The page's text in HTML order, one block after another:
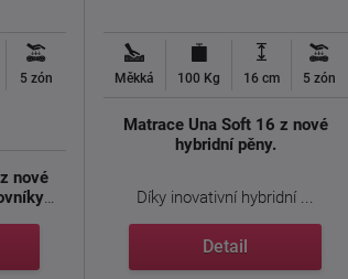
5 zón
nové
Měkká 100 Kg 16 cm 5 zón
Matrace Una Soft 16 z nové
hybridní pěny.
Díky inovativní hybridní ...
Detail